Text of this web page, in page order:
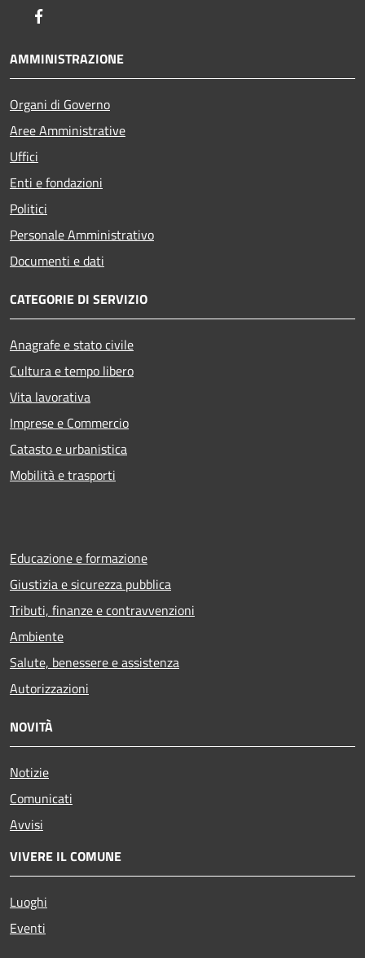
AMMINISTRAZIONE
Organi di Governo
Aree Amministrative
Uffici
Enti e fondazioni
Politici
Personale Amministrativo
Documenti e dati
CATEGORIE DI SERVIZIO
Anagrafe e stato civile
Cultura e tempo libero
Vita lavorativa
Imprese e Commercio
Catasto e urbanistica
Mobilità e trasporti
Educazione e formazione
Giustizia e sicurezza pubblica
Tributi, finanze e contravvenzioni
Ambiente
Salute, benessere e assistenza
Autorizzazioni
NOVITÀ
Notizie
Comunicati
Avvisi
VIVERE IL COMUNE
Luoghi
Eventi